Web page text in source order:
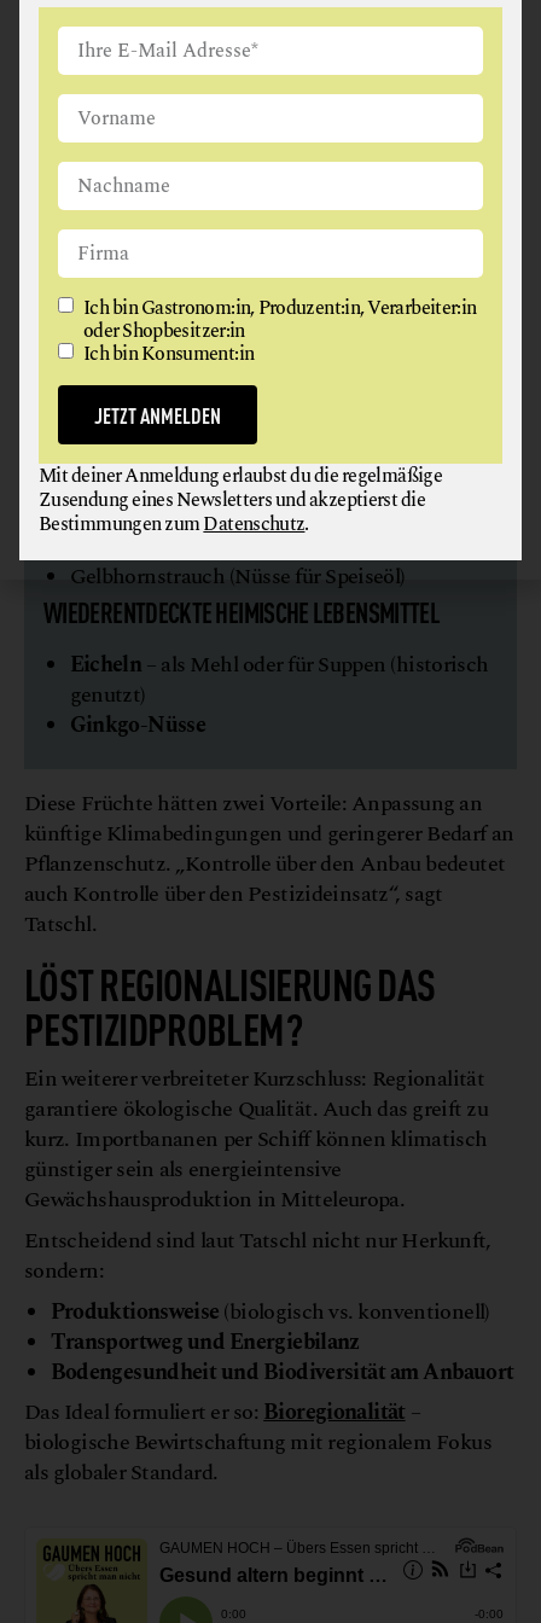
realem Anbau-Potenzial in Österreich – angepasst an
künftige Klimabedingungen und mit geringerem
Pestizideinsatz:
BEKANNTE SÜDFRÜCHTE, DIE IN ÖSTERREICH
ANBAUBAR SIND
Kaki
Kiwi & Kiwibeere
Feige
Granatapfel
Winterharte Zitrusarten (inkl. Yuzu)
NEUE EXOTEN MIT POTENZIAL FÜR ÖSTERREICH
Jujube (Chinesische Dattel)
Feijoa (Brasilianische Guave)
Japanische Wollmispel
Pawpaw
Pistazien
Gelbhornstrauch (Nüsse für Speiseöl)
WIEDERENTDECKTE HEIMISCHE LEBENSMITTEL
Eicheln– als Mehl oder für Suppen (historisch
genutzt)
Ginkgo-Nüsse
Diese Früchte hätten zwei Vorteile: Anpassung an
künftige Klimabedingungen und geringerer Bedarf an
Pflanzenschutz. „Kontrolle über den Anbau bedeutet
auch Kontrolle über den Pestizideinsatz“, sagt
Tatschl.
LÖST REGIONALISIERUNG DAS
PESTIZIDPROBLEM?
Ein weiterer verbreiteter Kurzschluss: Regionalität
garantiere ökologische Qualität. Auch das greift zu
kurz. Importbananen per Schiff können klimatisch
günstiger sein als energieintensive
Gewächshausproduktion in Mitteleuropa.
Entscheidend sind laut Tatschl nicht nur Herkunft,
sondern:
Produktionsweise(biologisch vs. konventionell)
Transportweg und Energiebilanz
Bodengesundheit und Biodiversität am Anbauort
Das Ideal formuliert er so:Bioregionalität–
biologische Bewirtschaftung mit regionalem Fokus
als globaler Standard.
Ich bin Gastronom:in, Produzent:in, Verarbeiter:in
oder Shopbesitzer:in
Ich bin Konsument:in
JETZT ANMELDEN
Mit deiner Anmeldung erlaubst du die regelmäßige
Zusendung eines Newsletters und akzeptierst die
Bestimmungen zumDatenschutz.